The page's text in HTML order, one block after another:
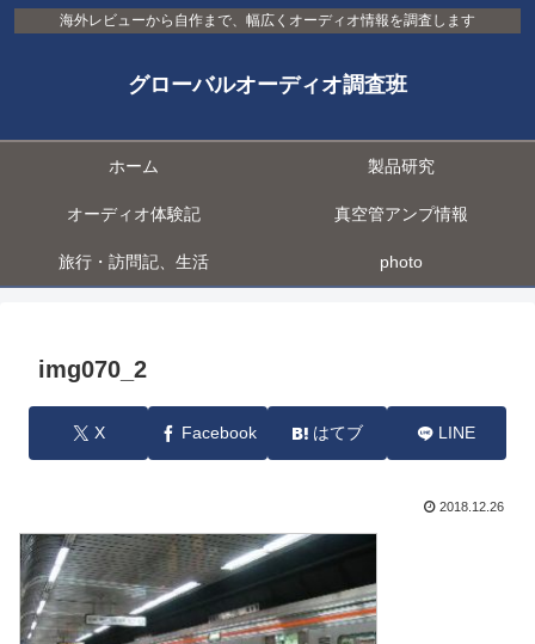
海外レビューから自作まで、幅広くオーディオ情報を調査します
グローバルオーディオ調査班
ホーム 製品研究
オーディオ体験記 真空管アンプ情報
旅行・訪問記、生活 photo
img070_2
X Facebook はてブ LINE
2018.12.26